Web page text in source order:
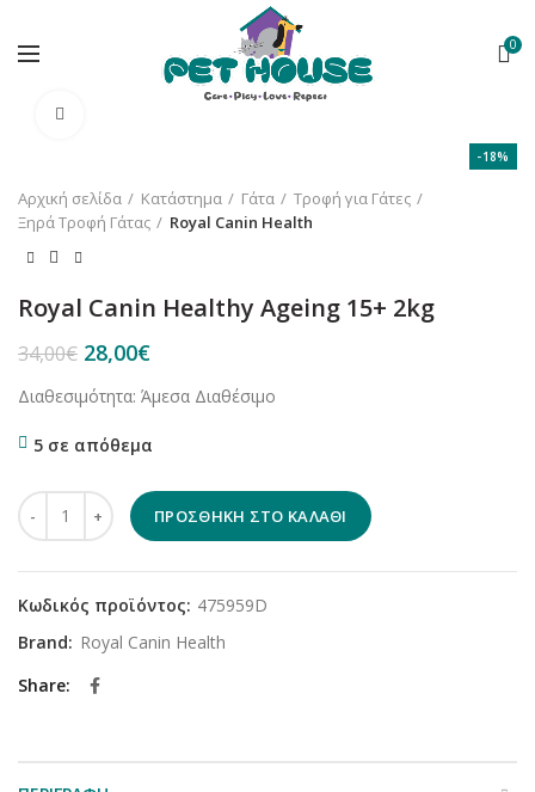
0
-18%
Αρχική σελίδα Κατάστημα Γάτα
Τροφή για Γάτες
Ξηρά Τροφή Γάτας
Royal Canin Health
Royal Canin Healthy Ageing 15+ 2kg
34,00€ Original
was:
28,00€Η
τιμή
28,00€.
Διαθεσιμότητα: Άμεσα Διαθέσιμο
5 σε απόθεμα
Royal Canin Healthy Ageing 15+ 2kg ποσότητα
ΠΡΟΣΘΉΚΗ ΣΤΟ ΚΑΛΆΘΙ
Κωδικός προϊόντος: 475959D
Brand: Royal Canin Health
Share